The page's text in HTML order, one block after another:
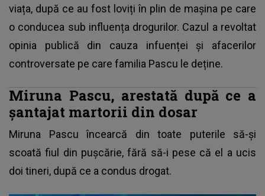
viața, după ce au fost loviți în plin de mașina pe care
o conducea sub influența drogurilor. Cazul a revoltat
opinia publică din cauza infuenței și afacerilor
controversate pe care familia Pascu le deține.
Miruna Pascu, arestată după ce a
șantajat martorii din dosar
Miruna Pascu încearcă din toate puterile să-și
scoată fiul din pușcărie, fără să-i pese că el a ucis
doi tineri, după ce a condus drogat.